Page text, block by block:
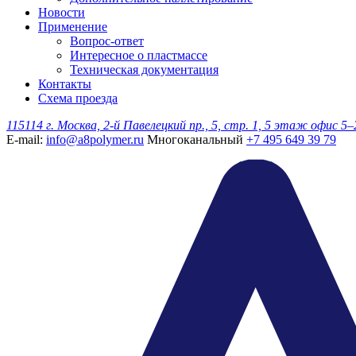
Новости
Применение
Вопрос-ответ
Интересное о пластмассе
Техническая документация
Контакты
Схема проезда
115114 г. Москва, 2-й Павелецкий пр., 5, стр. 1, 5 этаж офис
E-mail: info@a8polymer.ru Многоканальный +7 495 649 39 79